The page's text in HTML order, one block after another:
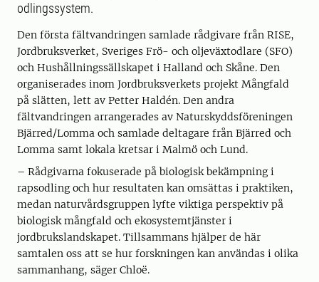
odlingssystem.
Den första fältvandringen samlade rådgivare från RISE,
Jordbruksverket, Sveriges Frö- och oljeväxtodlare (SFO)
och Hushållningssällskapet i Halland och Skåne. Den
organiserades inom Jordbruksverkets projekt Mångfald
på slätten, lett av Petter Haldén. Den andra
fältvandringen arrangerades av Naturskyddsföreningen
Bjärred/Lomma och samlade deltagare från Bjärred och
Lomma samt lokala kretsar i Malmö och Lund.
– Rådgivarna fokuserade på biologisk bekämpning i
rapsodling och hur resultaten kan omsättas i praktiken,
medan naturvårdsgruppen lyfte viktiga perspektiv på
biologisk mångfald och ekosystemtjänster i
jordbrukslandskapet. Tillsammans hjälper de här
samtalen oss att se hur forskningen kan användas i olika
sammanhang, säger Chloë.